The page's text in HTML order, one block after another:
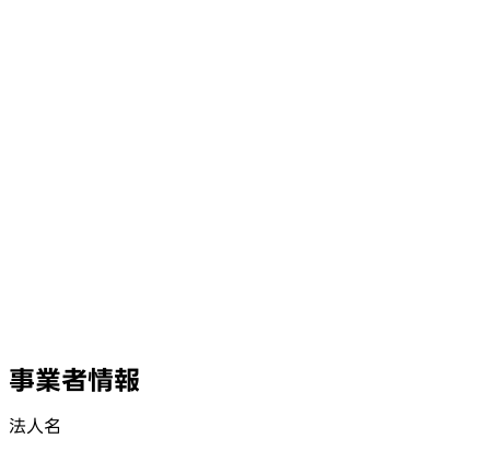
事業者情報
法人名